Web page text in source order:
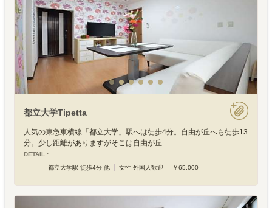
都立大学Tipetta
人気の東急東横線「都立大学」駅へは徒歩4分。自由が丘へも徒歩13
分。少し距離がありますがそこは自由が丘
DETAIL :
都立大学駅 徒歩4分 他
女性 外国人歓迎 ￥65,000